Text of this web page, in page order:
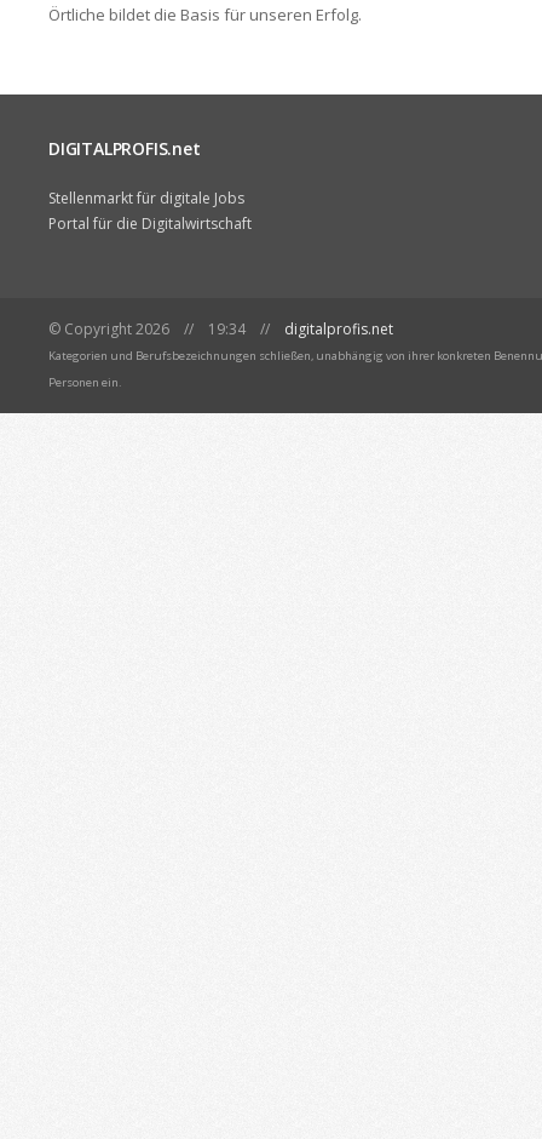
Örtliche bildet die Basis für unseren Erfolg.
DIGITALPROFIS.net
Stellenmarkt für digitale Jobs
Portal für die Digitalwirtschaft
© Copyright 2026 // 19:34 // digitalprofis.net
Kategorien und Berufsbezeichnungen schließen, unabhängig von ihrer konkreten
Personen ein.